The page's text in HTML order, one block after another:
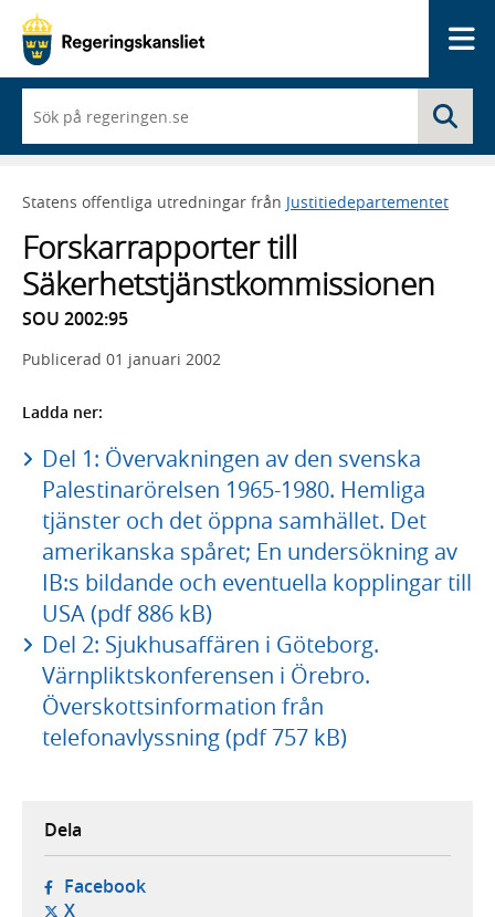
du
börjar
skriva
framträder
lista
med
sökförslag
Statens offentliga utredningar från Justitiedepartementet
Forskarrapporter till
Säkerhetstjänstkommissionen
SOU 2002:95
Publicerad 01 januari 2002
Ladda ner:
Del 1: Övervakningen av den svenska
Palestinarörelsen 1965-1980. Hemliga
tjänster och det öppna samhället. Det
amerikanska spåret; En undersökning av
IB:s bildande och eventuella kopplingar till
USA (pdf 886 kB)
Del 2: Sjukhusaffären i Göteborg.
Värnpliktskonferensen i Örebro.
Överskottsinformation från
telefonavlyssning (pdf 757 kB)
Dela
Facebook- öppnas i ny flik, extern webbplats,
X- öppnas i ny flik, extern webbplats,